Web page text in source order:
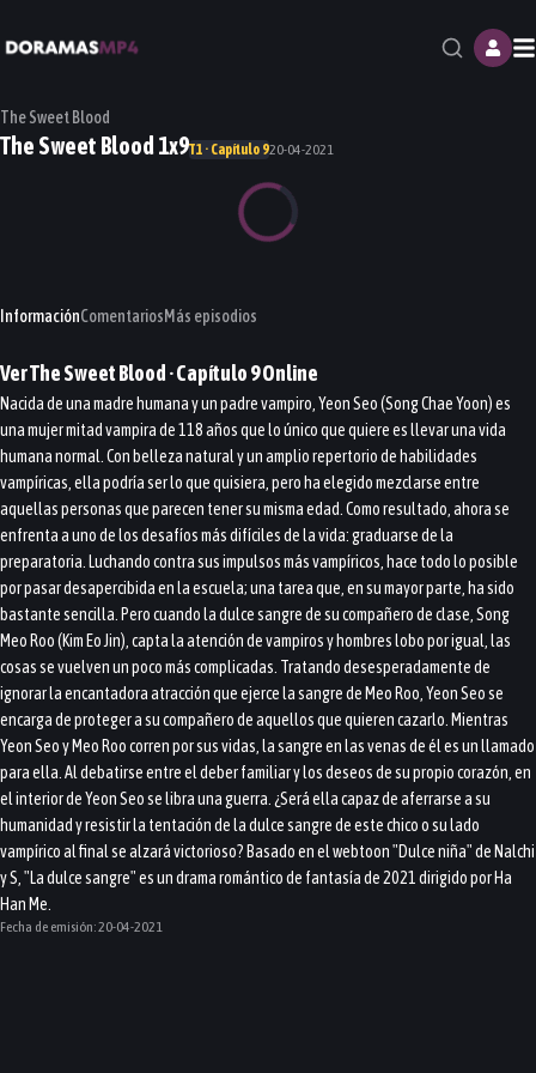
The Sweet Blood
The Sweet Blood 1x9T1 · Capítulo 920-04-2021
InformaciónComentariosMás episodios
VerThe Sweet Blood· Capítulo9Online
Nacida de una madre humana y un padre vampiro, Yeon Seo (Song Chae Yoon) es
una mujer mitad vampira de 118 años que lo único que quiere es llevar una vida
humana normal. Con belleza natural y un amplio repertorio de habilidades
vampíricas, ella podría ser lo que quisiera, pero ha elegido mezclarse entre
aquellas personas que parecen tener su misma edad. Como resultado, ahora se
enfrenta a uno de los desafíos más difíciles de la vida: graduarse de la
preparatoria. Luchando contra sus impulsos más vampíricos, hace todo lo posible
por pasar desapercibida en la escuela; una tarea que, en su mayor parte, ha sido
bastante sencilla. Pero cuando la dulce sangre de su compañero de clase, Song
Meo Roo (Kim Eo Jin), capta la atención de vampiros y hombres lobo por igual, las
cosas se vuelven un poco más complicadas. Tratando desesperadamente de
ignorar la encantadora atracción que ejerce la sangre de Meo Roo, Yeon Seo se
encarga de proteger a su compañero de aquellos que quieren cazarlo. Mientras
Yeon Seo y Meo Roo corren por sus vidas, la sangre en las venas de él es un llamado
para ella. Al debatirse entre el deber familiar y los deseos de su propio corazón, en
el interior de Yeon Seo se libra una guerra. ¿Será ella capaz de aferrarse a su
humanidad y resistir la tentación de la dulce sangre de este chico o su lado
vampírico al final se alzará victorioso? Basado en el webtoon "Dulce niña" de Nalchi
y S, "La dulce sangre" es un drama romántico de fantasía de 2021 dirigido por Ha
Han Me.
Fecha de emisión:20-04-2021